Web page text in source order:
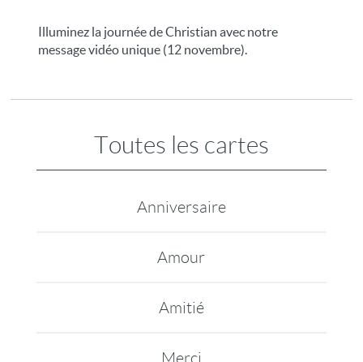
Illuminez la journée de Christian avec notre
message vidéo unique (12 novembre).
Toutes les cartes
Anniversaire
Amour
Amitié
Merci